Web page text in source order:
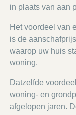
in plaats van aan
Het voordeel van
is de
waarop uw huis
woning.
Datzelfde
woning- en
afgelopen jaren.